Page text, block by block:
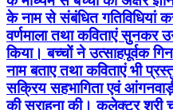
के नाम से संबंधित गतिविधियां
वर्णमाला तथा कविताएं सुनकर
किया। बच्चों ने उत्साहपूर्वक
नाम बताए तथा कविताएं भी
सक्रिय सहभागिता एवं
की सराहना की। कलेक्टर